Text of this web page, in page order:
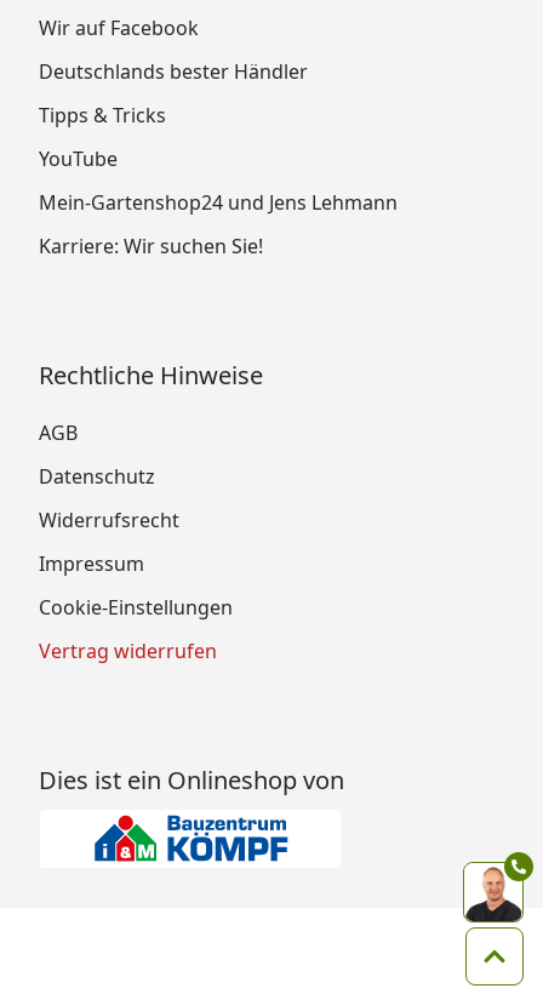
Wir auf Facebook
Deutschlands bester Händler
Tipps & Tricks
YouTube
Mein-Gartenshop24 und Jens Lehmann
Karriere: Wir suchen Sie!
Rechtliche Hinweise
AGB
Datenschutz
Widerrufsrecht
Impressum
Cookie-Einstellungen
Vertrag widerrufen
Dies ist ein Onlineshop von